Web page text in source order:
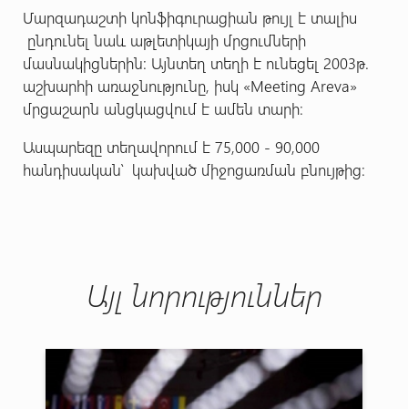
Մարզադաշտի կոնֆիգուրացիան թույլ է տալիս
ընդունել նաև աթլետիկայի մրցումների
մասնակիցներին: Այնտեղ տեղի է ունեցել 2003թ.
աշխարհի առաջնությունը, իսկ «Meeting Areva»
մրցաշարն անցկացվում է ամեն տարի։
Ասպարեզը տեղավորում է 75,000 - 90,000
հանդիսական՝ կախված միջոցառման բնույթից:
Այլ նորություններ